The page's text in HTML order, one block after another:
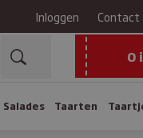
Inloggen Contact
0
Salades Taarten